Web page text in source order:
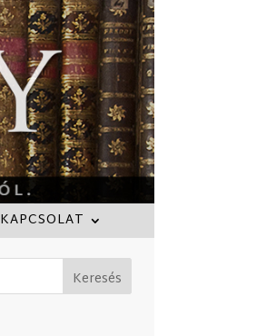
KAPCSOLAT